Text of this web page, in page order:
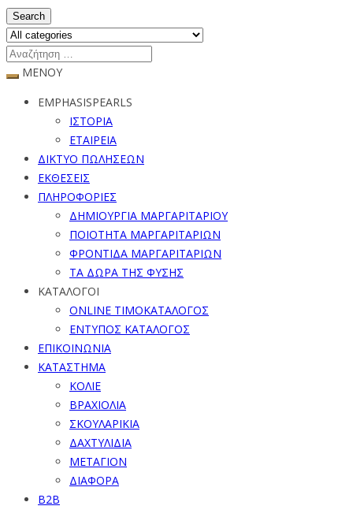
Search
ΜΕΝΟΥ
EMPHASISPEARLS
ΙΣΤΟΡΙΑ
ΕΤΑΙΡΕΙΑ
ΔΙΚΤΥΟ ΠΩΛΗΣΕΩΝ
ΕΚΘΕΣΕΙΣ
ΠΛΗΡΟΦΟΡΙΕΣ
ΔΗΜΙΟΥΡΓΙΑ ΜΑΡΓΑΡΙΤΑΡΙΟΥ
ΠΟΙΟΤΗΤΑ ΜΑΡΓΑΡΙΤΑΡΙΩΝ
ΦΡΟΝΤΙΔΑ ΜΑΡΓΑΡΙΤΑΡΙΩΝ
ΤΑ ΔΩΡΑ ΤΗΣ ΦΥΣΗΣ
ΚΑΤΑΛΟΓΟΙ
ONLINE ΤΙΜΟΚΑΤΑΛΟΓΟΣ
ΕΝΤΥΠΟΣ ΚΑΤΑΛΟΓΟΣ
ΕΠΙΚΟΙΝΩΝΙΑ
ΚΑΤΑΣΤΗΜΑ
ΚΟΛΙΕ
ΒΡΑΧΙΟΛΙΑ
ΣΚΟΥΛΑΡΙΚΙΑ
ΔΑΧΤΥΛΙΔΙΑ
ΜΕΤΑΓΙΟΝ
ΔΙΑΦΟΡΑ
B2B